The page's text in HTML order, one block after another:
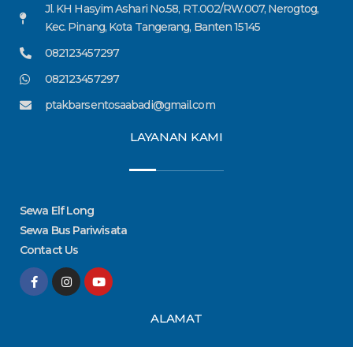
Jl. KH Hasyim Ashari No.58, RT.002/RW.007, Nerogtog,
Kec. Pinang, Kota Tangerang, Banten 15145
082123457297
082123457297
ptakbarsentosaabadi@gmail.com
LAYANAN KAMI
Sewa Elf Long
Sewa Bus Pariwisata
Contact Us
F
a
I
n
Y
o
ALAMAT